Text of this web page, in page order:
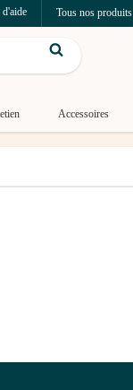
Tous nos produits
Accessoires